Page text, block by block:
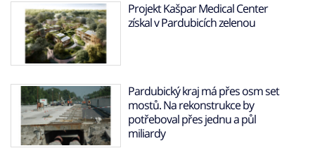
Projekt Kašpar Medical Center
získal v Pardubicích zelenou
Pardubický kraj má přes osm set
mostů. Na rekonstrukce by
potřeboval přes jednu a půl
miliardy